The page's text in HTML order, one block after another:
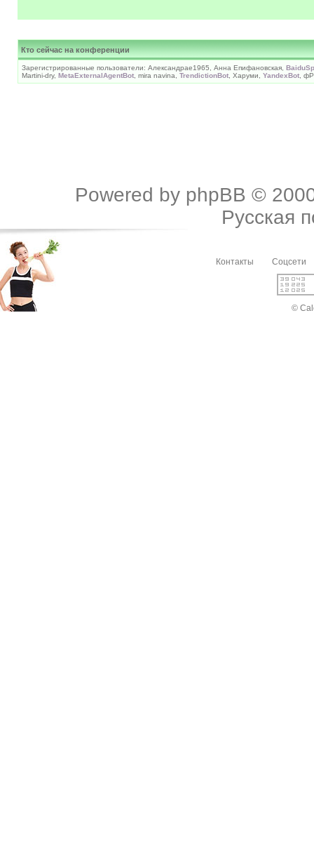
Кто сейчас на конференции
Зарегистрированные пользователи: Александраe1965, Анна Епифановская,
Martini-dry, MetaExternalAgentBot , mira navina, TrendictionBot , Харуми, YandexBot ,
Powered by phpBB ©
Русская
Контакты Соцсети
©